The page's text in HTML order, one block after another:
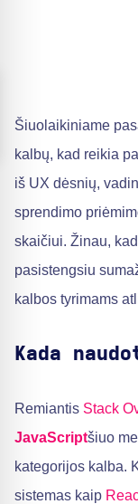
Šiuolaikiniame
kalbų, kad reikia
iš UX dėsnių,
sprendimo
skaičiui. Žinau,
pasistengsiu
kalbos tyrimams
Kada
Remiantis Stack
JavaScriptšiuo
kategorijos kalba.
sistemas kaip